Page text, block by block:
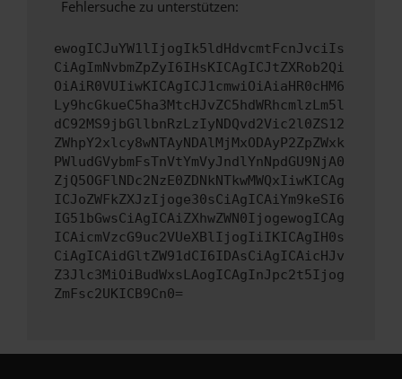
Fehlersuche zu unterstützen:
ewogICJuYW1lIjogIk5ldHdvcmtFcnJvciIs
CiAgImNvbmZpZyI6IHsKICAgICJtZXRob2Qi
OiAiR0VUIiwKICAgICJ1cmwiOiAiaHR0cHM6
Ly9hcGkueC5ha3MtcHJvZC5hdWRhcmlzLm5l
dC92MS9jbGllbnRzLzIyNDQvd2Vic2l0ZS12
ZWhpY2xlcy8wNTAyNDAlMjMxODAyP2ZpZWxk
PWludGVybmFsTnVtYmVyJndlYnNpdGU9NjA0
ZjQ5OGFlNDc2NzE0ZDNkNTkwMWQxIiwKICAg
ICJoZWFkZXJzIjoge30sCiAgICAiYm9keSI6
IG51bGwsCiAgICAiZXhwZWN0IjogewogICAg
ICAicmVzcG9uc2VUeXBlIjogIiIKICAgIH0s
CiAgICAidGltZW91dCI6IDAsCiAgICAicHJv
Z3Jlc3MiOiBudWxsLAogICAgInJpc2t5Ijog
ZmFsc2UKICB9Cn0=